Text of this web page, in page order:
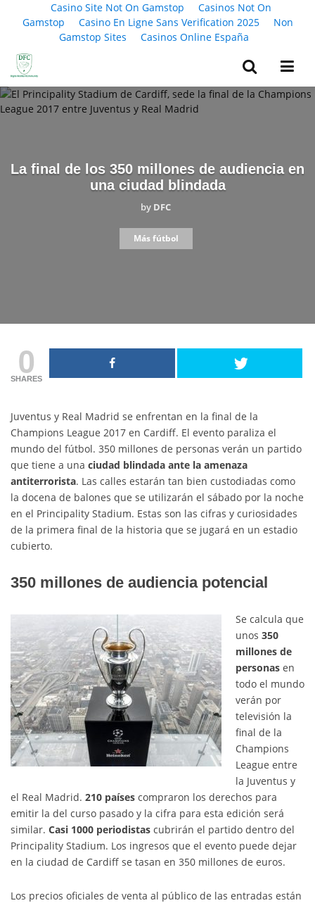
Casino Site Not On Gamstop
Casinos Not On
Gamstop
Casino En Ligne Sans Verification 2025
Non
Gamstop Sites
Casinos Online España
La final de los 350 millones de audiencia en
una ciudad blindada
by DFC
Más fútbol
0
SHARES
Juventus y Real Madrid se enfrentan en la final de la
Champions League 2017 en Cardiff. El evento paraliza el
mundo del fútbol. 350 millones de personas verán un partido
que tiene a una ciudad blindada ante la amenaza
antiterrorista. Las calles estarán tan bien custodiadas como
la docena de balones que se utilizarán el sábado por la noche
en el Principality Stadium. Estas son las cifras y curiosidades
de la primera final de la historia que se jugará en un estadio
cubierto.
350 millones de audiencia potencial
Se calcula que
unos 350
millones de
personas en
todo el mundo
verán por
televisión la
final de la
Champions
League entre
la Juventus y
el Real Madrid. 210 países compraron los derechos para
emitir la del curso pasado y la cifra para esta edición será
similar. Casi 1000 periodistas cubrirán el partido dentro del
Principality Stadium. Los ingresos que el evento puede dejar
en la ciudad de Cardiff se tasan en 350 millones de euros.
Los precios oficiales de venta al público de las entradas están